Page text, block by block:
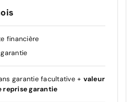
financière
garantie facultative + valeur
reprise garantie